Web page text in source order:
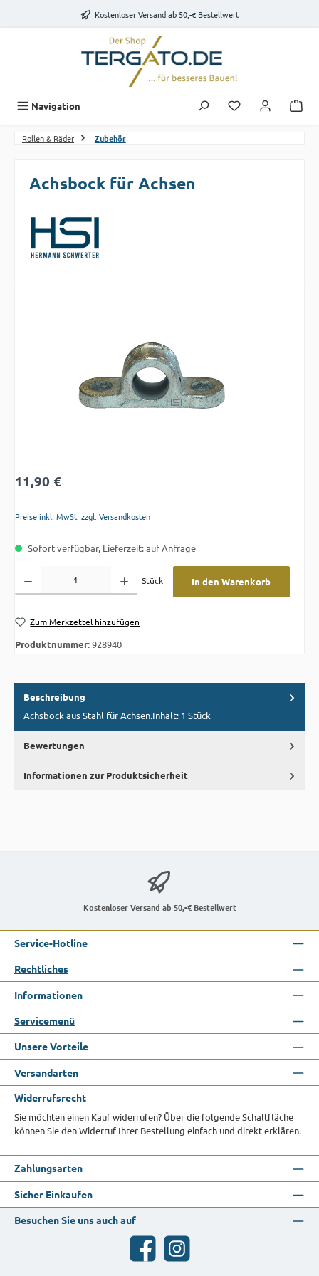
Zum Hauptinhalt springenKostenloser Versand ab 50,-€ Bestellwert
Navigation Du hast 0
Rollen & Räder Zubehör
Achsbock für Achsen
Regulärer Preis:
11,90 €
Preise inkl. MwSt. zzgl. Versandkosten
Sofort verfügbar, Lieferzeit: auf Anfrage
Stück
In den Warenkorb
Zum Merkzettel hinzufügen
Produktnummer:928940
Beschreibung
Achsbock aus Stahl für Achsen.Inhalt: 1 Stück
Bewertungen
Informationen zur Produktsicherheit
Kostenloser Versand ab 50,-€ Bestellwert
Service-Hotline
Rechtliches
Informationen
Servicemenü
Unsere Vorteile
Versandarten
Widerrufsrecht
Sie möchten einen Kauf widerrufen? Über die folgende Schaltfläche
können Sie den Widerruf Ihrer Bestellung einfach und direkt erklären.
Zahlungsarten
Sicher Einkaufen
Besuchen Sie uns auch auf
Facebook Instagram